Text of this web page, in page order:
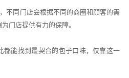
不同门店会根据不同的商圈和顾客的需
门店提供有力的保障。
都能找到最契合的包子口味，仅靠这一